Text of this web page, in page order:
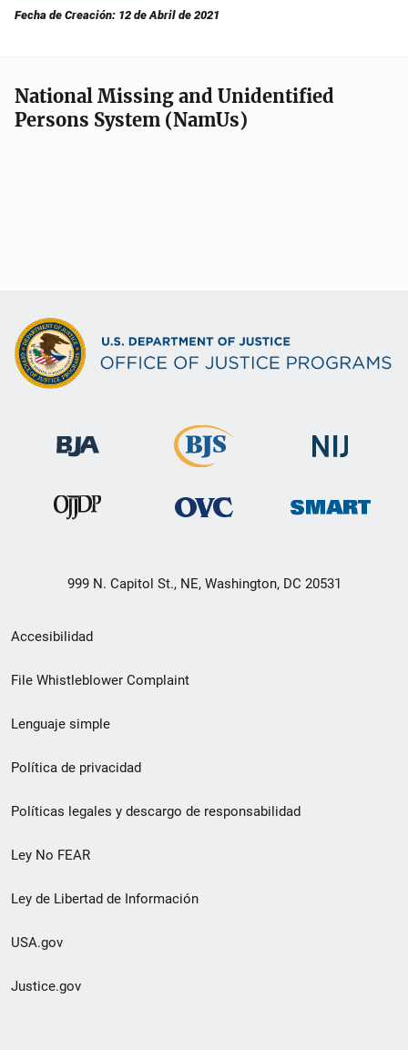
Fecha de Creación: 12 de Abril de 2021
National Missing and Unidentified
Persons System (NamUs)
999 N. Capitol St., NE, Washington, DC 20531
Menú
de
de
pie
de
página
Accesibilidad
File Whistleblower Complaint
Lenguaje simple
Política de privacidad
Políticas legales y descargo de responsabilidad
Ley No FEAR
Ley de Libertad de Información
USA.gov
Justice.gov